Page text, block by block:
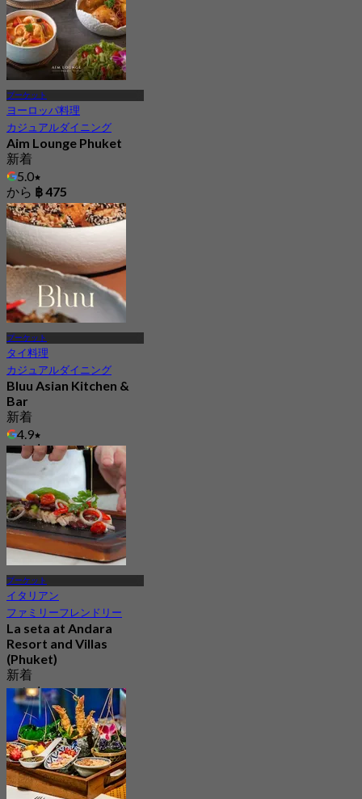
プーケット
ヨーロッパ料理
カジュアルダイニング
Aim Lounge Phuket
新着
5.0
から ฿ 475
プーケット
タイ料理
カジュアルダイニング
Bluu Asian Kitchen &
Bar
新着
4.9
から฿ 597.5
プーケット
イタリアン
ファミリーフレンドリー
La seta at Andara
Resort and Villas
(Phuket)
新着
から฿ 772.5